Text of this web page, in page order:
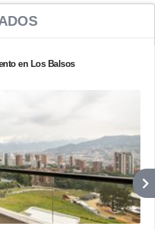
en Los Balsos